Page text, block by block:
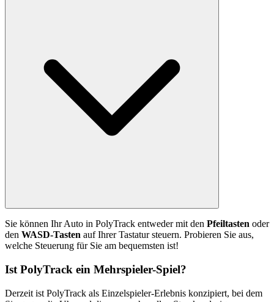
Sie können Ihr Auto in PolyTrack entweder mit den Pfeiltasten oder
den WASD-Tasten auf Ihrer Tastatur steuern. Probieren Sie aus,
welche Steuerung für Sie am bequemsten ist!
Ist PolyTrack ein Mehrspieler-Spiel?
Derzeit ist PolyTrack als Einzelspieler-Erlebnis konzipiert, bei dem